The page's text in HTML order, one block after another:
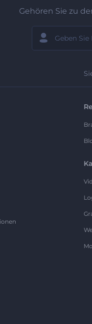
Gehören Sie zu